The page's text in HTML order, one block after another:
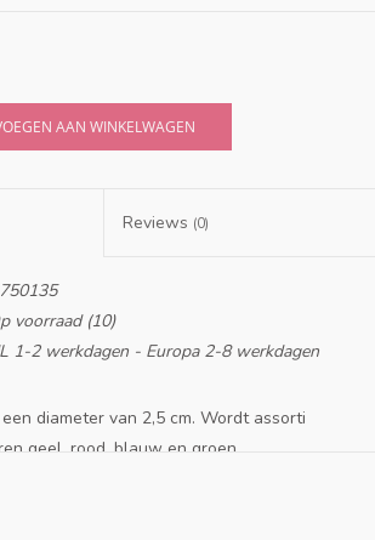
AAN WINKELWAGEN
Reviews (0)
voorraad(10)
1-2 werkdagen - Europa 2-8 werkdagen
diameter van 2,5 cm. Wordt assorti
geel, rood, blauw en groen
vanaf 8 jaar. Volg altijd het advies bij